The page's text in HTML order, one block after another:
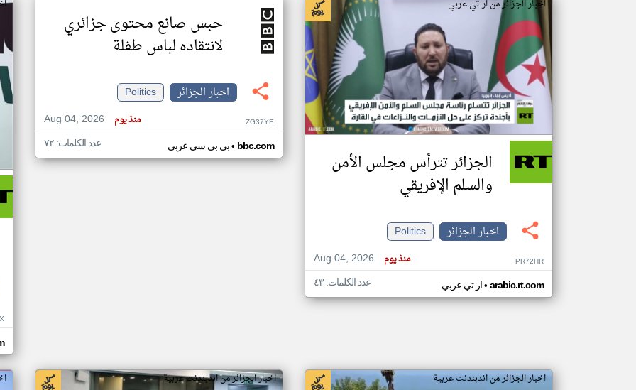
اخبار الجزائر من ار تي عربي
الجزائر تترأس مجلس الأمن
والسلم الإفريقي
اخبار الجزائر
Politics
Aug 04, 2026
منذ يوم PR72HR
ار تي عربي• arabic.rt.com عدد الكلمات: ٤٣
حبس صانع محتوى جزائري
لانتقاده لباس طفلة
اخبار الجزائر
Politics
Aug 04, 2026
منذ يوم ZG37YE
بي بي سي عربي• bbc.com عدد الكلمات: ٧٢
اخبار الجزائر من اندبندنت عربية اخبار الجزائر من اندبندنت عربية